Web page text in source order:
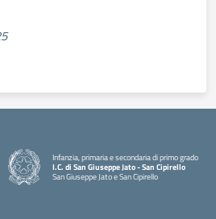
Infanzia, primaria e secondaria di primo grado
I.C. di San Giuseppe Jato - San Cipirello
San Giuseppe Jato e San Cipirello